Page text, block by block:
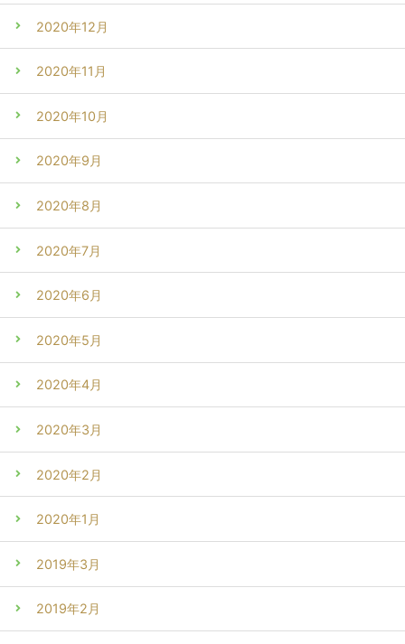
2020年12月
2020年11月
2020年10月
2020年9月
2020年8月
2020年7月
2020年6月
2020年5月
2020年4月
2020年3月
2020年2月
2020年1月
2019年3月
2019年2月